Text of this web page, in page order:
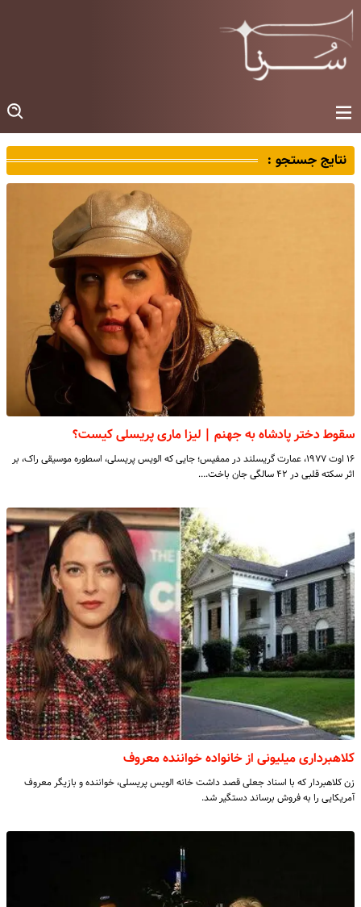
نتایج جستجو :
سقوط دختر پادشاه به جهنم | لیزا ماری پریسلی کیست؟
۱۶ اوت ۱۹۷۷، عمارت گریسلند در ممفیس؛ جایی که الویس پریسلی، اسطوره موسیقی راک، بر
اثر سکته قلبی در ۴۲ سالگی جان باخت.…
کلاهبرداری میلیونی از خانواده خواننده معروف
زن کلاهبردار که با اسناد جعلی قصد داشت خانه الویس پریسلی، خواننده و بازیگر معروف
آمریکایی را به فروش برساند دستگیر شد.